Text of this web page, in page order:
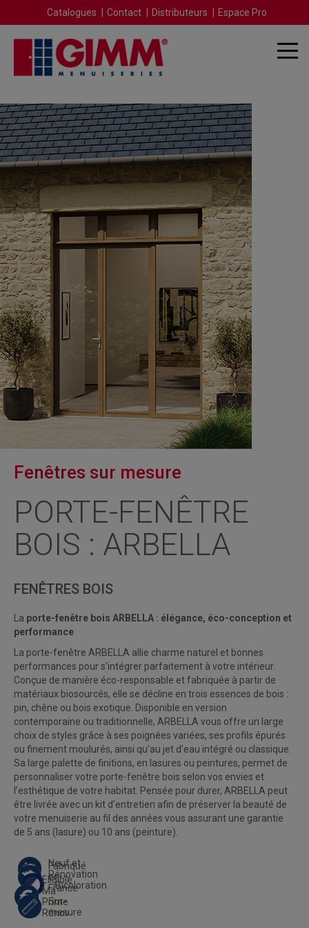
Catalogues Contact Distributeurs Espace Pro
Fenêtres sur mesure
PORTE-FENÊTRE
BOIS : ARBELLA
FENÊTRES BOIS
La porte-fenêtre bois ARBELLA : élégance, éco-conception et
performance
La porte-fenêtre ARBELLA allie charme naturel et bonnes
performances pour s’intégrer parfaitement à votre intérieur.
Conçue de manière éco-responsable et fabriquée à partir de
matériaux biosourcés, elle se décline en trois essences de bois :
pin, chêne ou bois exotique. Disponible en version
contemporaine ou traditionnelle, ARBELLA vous offre un large
choix de styles grâce à ses poignées variées, ses profils épurés
ou finement moulurés, ainsi qu’au jet d’eau intégré ou classique.
Sa large palette de finitions, en lasures ou peintures, permet de
personnaliser votre porte-fenêtre bois selon vos envies et
l’esthétique de votre habitat. Pensée pour durer, ARBELLA peut
être livrée avec un kit d’entretien afin de préserver la beauté de
votre menuiserie au fil des années vous assurant une garantie
de 5 ans (lasure) ou 10 ans (peinture).
Neuf et
Rénovation
Fabriqué
en
France
Bicoloration
Eligible
Ma
Prime
Rénov
Sur-
mesure